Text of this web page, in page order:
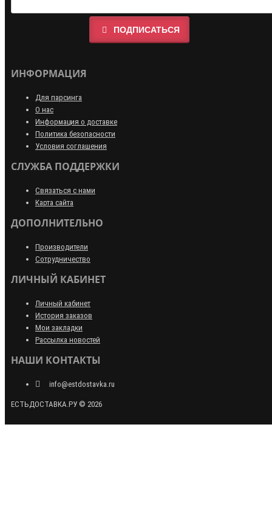
ПОДПИСАТЬСЯ
ИНФОРМАЦИЯ
Для парсинга
О нас
Информация о доставке
Политика безопасности
Условия соглашения
СЛУЖБА ПОДДЕРЖКИ
Связаться с нами
Карта сайта
ДОПОЛНИТЕЛЬНО
Производители
Сотрудничество
ЛИЧНЫЙ КАБИНЕТ
Личный кабинет
История заказов
Мои закладки
Рассылка новостей
НАШИ КОНТАКТЫ
info@estdostavka.ru
ЕСТЬДОСТАВКА.РУ © 2026